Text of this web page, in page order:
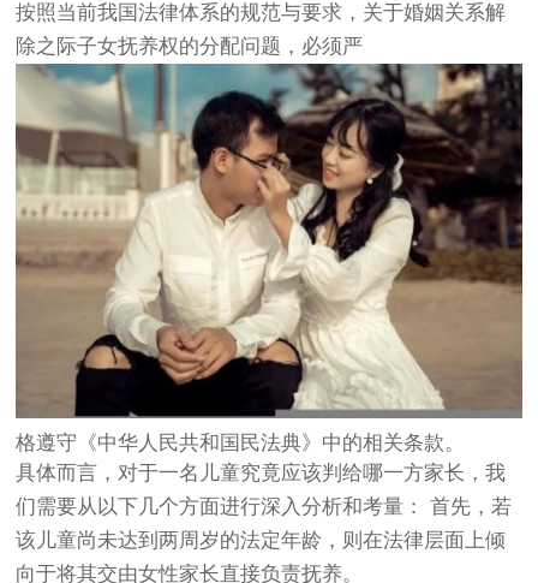
按照当前我国法律体系的规范与要求，关于婚姻关系解
除之际子女抚养权的分配问题，必须严
格遵守《中华人民共和国民法典》中的相关条款。
具体而言，对于一名儿童究竟应该判给哪一方家长，我
们需要从以下几个方面进行深入分析和考量： 首先，若
该儿童尚未达到两周岁的法定年龄，则在法律层面上倾
向于将其交由女性家长直接负责抚养。